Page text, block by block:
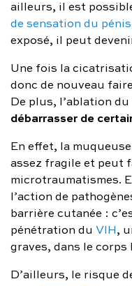
ailleurs, il est
de sensation du pénis
exposé, il peut
Une fois la
donc de nouveau
De plus, l’ablation
débarrasser de
En effet, la
assez fragile et peut
microtraumatismes.
l’action de
barrière cutanée :
pénétration du VIH,
graves, dans le corps
D’ailleurs, le risque